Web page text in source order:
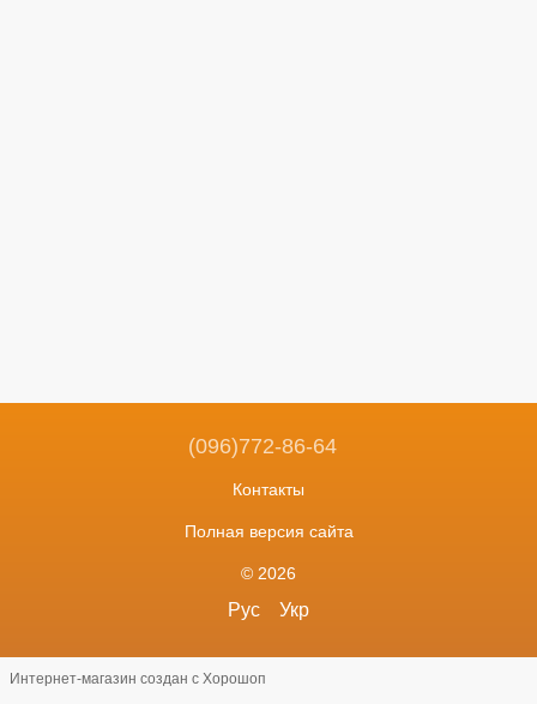
(096)772-86-64
Контакты
Полная версия сайта
© 2026
Рус Укр
Интернет-магазин создан с Хорошоп